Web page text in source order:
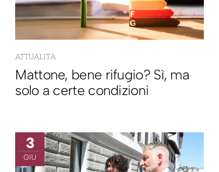
ATTUALITÀ
Mattone, bene rifugio? Sì, ma
solo a certe condizioni
3
GIU